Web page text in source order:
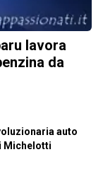
lavora
da
auto
Michelotti